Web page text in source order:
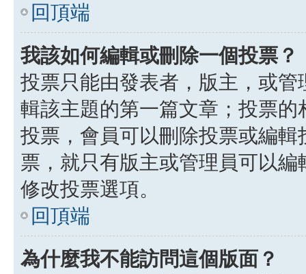
回頂端
我該如何編輯或刪除一個投票？
投票只能由發表者，版主，或
輯該主題的第一篇文章；投票
投票，會員可以刪除投票或編
票，就只有版主或管理員可以
修改投票選項。
回頂端
為什麼我不能訪問這個版面？